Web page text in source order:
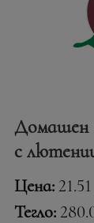
Домашен
с
Цена:
Тегло: